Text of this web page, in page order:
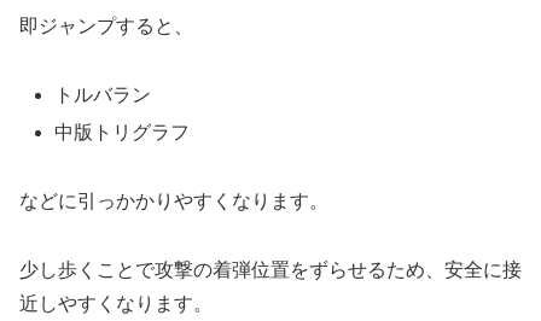
即ジャンプすると、
トルバラン
中版トリグラフ
などに引っかかりやすくなります。
少し歩くことで攻撃の着弾位置をずらせるため、安全に接
近しやすくなります。